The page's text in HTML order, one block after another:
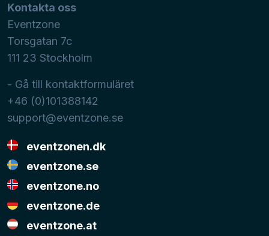
Kontakta oss
Eventzone
Torsgatan 7c
111 23 Stockholm
- Gå till kontaktformuläret
+46 (0)101388142
support@eventzone.se
eventzonen.dk
eventzone.se
eventzone.no
eventzone.de
eventzone.at